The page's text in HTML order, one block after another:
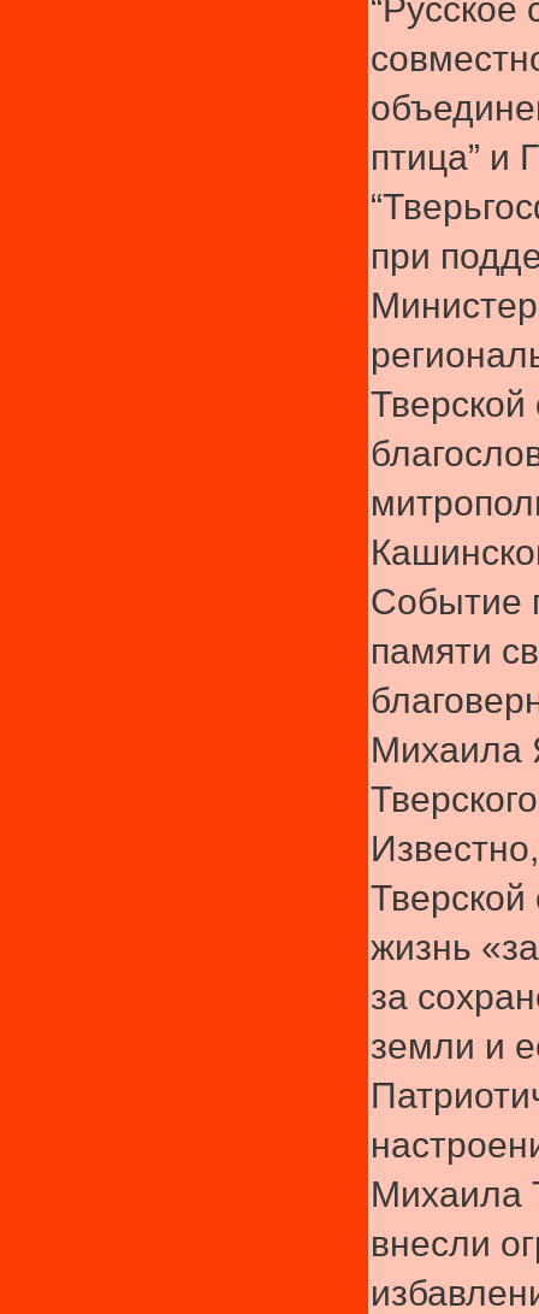
“Русское
птица” и
при
Тверской
Событие
памяти
Михаила
жизнь
за
земли и
Михаила
внесли